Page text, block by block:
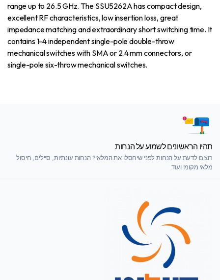
range up to 26.5 GHz. The SSU5262A has compact design,
excellent RF characteristics, low insertion loss, great
impedance matching and extraordinary short switching time. It
contains 1-4 independent single-pole double-throw
mechanical switches with SMA or 2.4 mm connectors, or
single-pole six-throw mechanical switches.
תהיו הראשונים לשמוע על הנחות
רוצים לדעת על הנחות לפני שיחסלו את המלאי? הנחות עונתיות, סיילים, חיסול
מלאי מקומי ועוד.